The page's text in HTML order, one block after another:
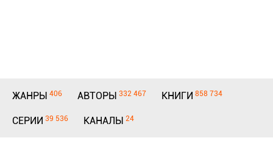
ЖАНРЫ 406 АВТОРЫ 332 467 КНИГИ 858 734
СЕРИИ 39 536 КАНАЛЫ 24